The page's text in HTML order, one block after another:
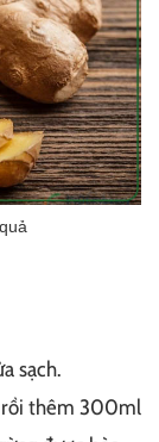
sạch.
rồi thêm 300ml